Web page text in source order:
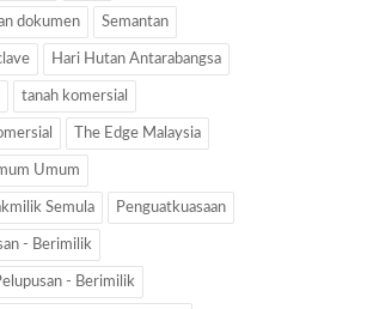
dokumen Semantan
Hari Hutan Antarabangsa
tanah komersial
The Edge Malaysia
Umum
Semula Penguatkuasaan
- Berimilik
- Berimilik